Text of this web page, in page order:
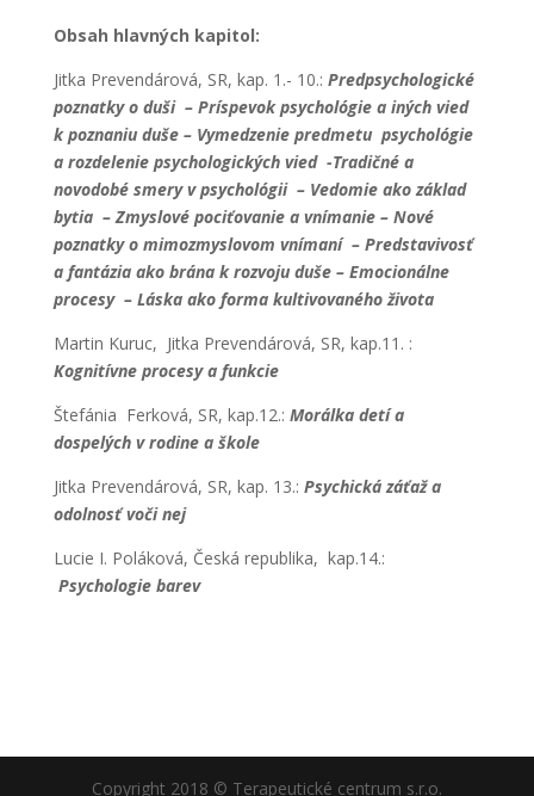
Obsah hlavných kapitol:
Jitka Prevendárová, SR, kap. 1.- 10.: Predpsychologické
poznatky o duši – Príspevok psychológie a iných vied
k poznaniu duše – Vymedzenie predmetu psychológie
a rozdelenie psychologických vied -Tradičné a
novodobé smery v psychológii – Vedomie ako základ
bytia – Zmyslové pociťovanie a vnímanie – Nové
poznatky o mimozmyslovom vnímaní – Predstavivosť
a fantázia ako brána k rozvoju duše – Emocionálne
procesy – Láska ako forma kultivovaného života
Martin Kuruc, Jitka Prevendárová, SR, kap.11. :
Kognitívne procesy a funkcie
Štefánia Ferková, SR, kap.12.: Morálka detí a
dospelých v rodine a škole
Jitka Prevendárová, SR, kap. 13.: Psychická záťaž a
odolnosť voči nej
Lucie I. Poláková, Česká republika, kap.14.:
Psychologie barev
Copyright 2018 © Terapeutické centrum s.r.o.